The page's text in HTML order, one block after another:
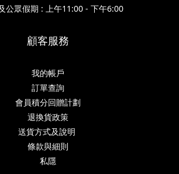
公眾假期 : 上午11:00 - 下午6:00
顧客服務
我的帳戶
訂單查詢
會員積分回贈計劃
退換貨政策
送貨方式及說明
條款與細則
私隱